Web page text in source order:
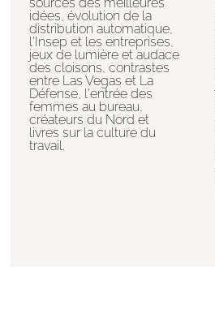
idées, évolution de la
distribution automatique,
l'Insep et les entreprises,
jeux de lumière et audace
des cloisons, contrastes
entre Las Vegas et La
Défense, l'entrée des
femmes au bureau,
créateurs du Nord et
livres sur la culture du
travail.